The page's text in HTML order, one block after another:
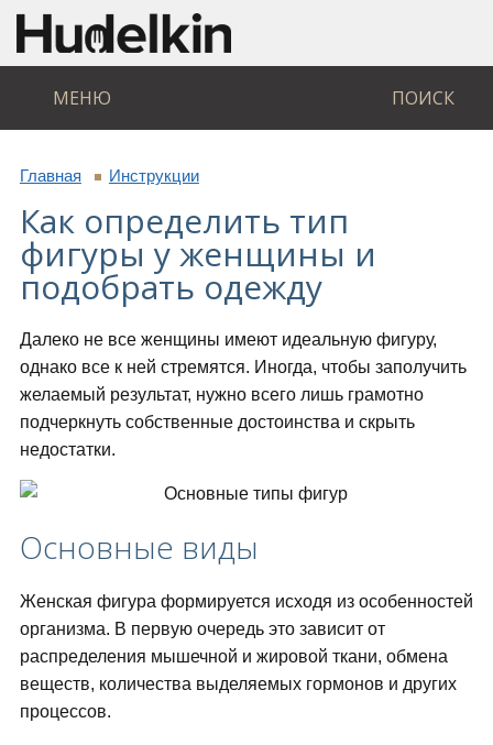
МЕНЮ ПОИСК
Главная Инструкции
Как определить тип
фигуры у женщины и
подобрать одежду
Далеко не все женщины имеют идеальную фигуру,
однако все к ней стремятся. Иногда, чтобы заполучить
желаемый результат, нужно всего лишь грамотно
подчеркнуть собственные достоинства и скрыть
недостатки.
Основные виды
Женская фигура формируется исходя из особенностей
организма. В первую очередь это зависит от
распределения мышечной и жировой ткани, обмена
веществ, количества выделяемых гормонов и других
процессов.